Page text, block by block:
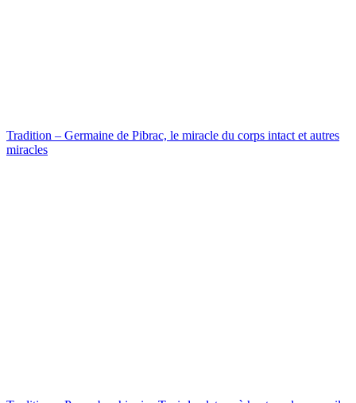
Tradition – Germaine de Pibrac, le miracle du corps intact et autres
miracles